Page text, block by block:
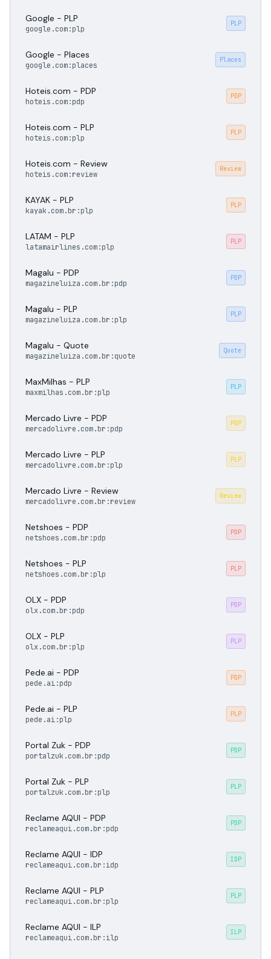
Google - PLP
google.com:plp
PLP
Google - Places
google.com:places
Places
Hoteis.com - PDP
hoteis.com:pdp
PDP
Hoteis.com - PLP
hoteis.com:plp
PLP
Hoteis.com - Review
hoteis.com:review
Review
KAYAK - PLP
kayak.com.br:plp
PLP
LATAM - PLP
latamairlines.com:plp
PLP
Magalu - PDP
magazineluiza.com.br:pdp
PDP
Magalu - PLP
magazineluiza.com.br:plp
PLP
Magalu - Quote
magazineluiza.com.br:quote
Quote
MaxMilhas - PLP
maxmilhas.com.br:plp
PLP
Mercado Livre - PDP
mercadolivre.com.br:pdp
PDP
Mercado Livre - PLP
mercadolivre.com.br:plp
PLP
Mercado Livre - Review
mercadolivre.com.br:review
Review
Netshoes - PDP
netshoes.com.br:pdp
PDP
Netshoes - PLP
netshoes.com.br:plp
PLP
OLX - PDP
olx.com.br:pdp
PDP
OLX - PLP
olx.com.br:plp
PLP
Pede.ai - PDP
pede.ai:pdp
PDP
Pede.ai - PLP
pede.ai:plp
PLP
Portal Zuk - PDP
portalzuk.com.br:pdp
PDP
Portal Zuk - PLP
portalzuk.com.br:plp
PLP
Reclame AQUI - PDP
reclameaqui.com.br:pdp
PDP
Reclame AQUI - IDP
reclameaqui.com.br:idp
IDP
Reclame AQUI - PLP
reclameaqui.com.br:plp
PLP
Reclame AQUI - ILP
reclameaqui.com.br:ilp
ILP